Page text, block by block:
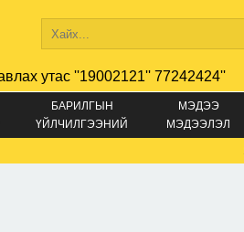
утас ''19002121'' 77242424''
БАРИЛГЫН
ҮЙЛЧИЛГЭЭНИЙ
МЭДЭЭ
МЭДЭЭЛЭЛ